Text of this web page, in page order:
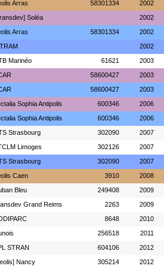
Arras 58301334 2002
Soléa 2002
Arras 58301334 2002
2002
Marinéo 61621 2003
58600427 2003
58600427 2003
Sophia Antipolis 600346 2006
Sophia Antipolis 600346 2006
Strasbourg 302090 2007
Limoges 302126 2007
Strasbourg 302090 2007
Caen 3910 2008
Bleu 249408 2009
Grand Reims 2263 2009
8648 2010
256518 2011
STRAN 604106 2012
Nancy 305214 2012